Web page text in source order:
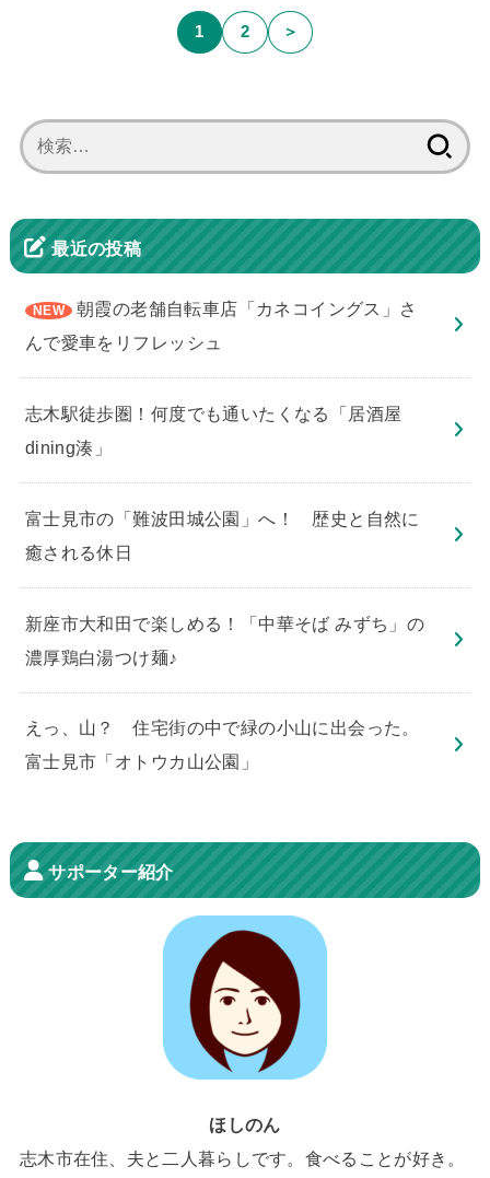
1 2 ＞
索:
最近の投稿
朝霞の老舗自転車店「カネコイングス」さ
んで愛車をリフレッシュ
志木駅徒歩圏！何度でも通いたくなる「居酒屋
dining湊」
​富士見市の「難波田城公園」へ！ 歴史と自然に
癒される休日
新座市大和田で楽しめる！「中華そば みずち」の
濃厚鶏白湯つけ麺♪
えっ、山？ 住宅街の中で緑の小山に出会った。
富士見市「オトウカ山公園」
サポーター紹介
ほしのん
志木市在住、夫と二人暮らしです。食べることが好き。